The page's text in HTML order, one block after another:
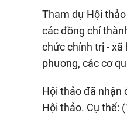
Tham dự Hội
các đồng chí
chức chính trị - xã
phương, các cơ
Hội thảo đã nhận
Hội thảo. Cụ thể: